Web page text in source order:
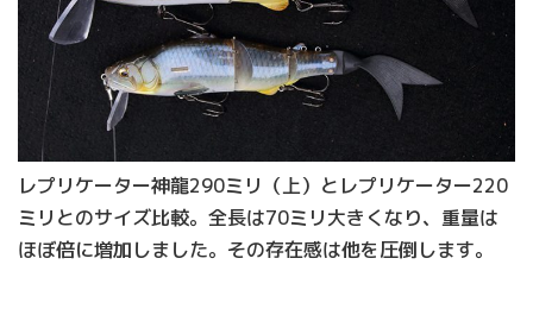
レプリケーター神龍290ミリ（上）とレプリケーター220
ミリとのサイズ比較。全長は70ミリ大きくなり、重量は
ほぼ倍に増加しました。その存在感は他を圧倒します。